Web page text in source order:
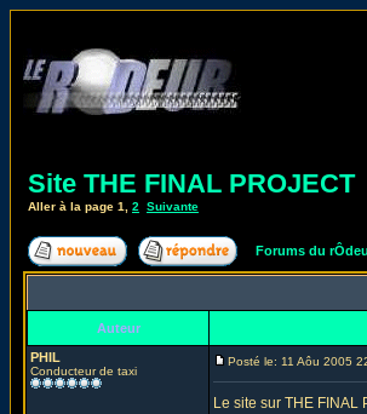
Site THE FINAL PROJECT
Aller à la page 1 2 Suivante
Forums du
Auteur
PHIL
Conducteur de taxi
Posté le: 11 Aôu 2005
Le site sur THE